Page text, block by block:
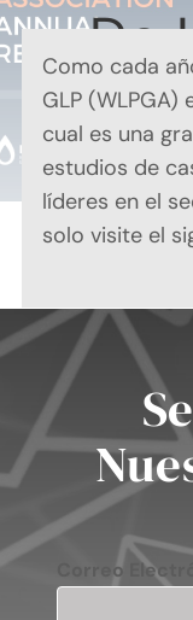
Suscripciones
Ediciones
Eventos
Media Kit
Diplomado en
Contacto
De
Como cada
GLP
cual es una
estudios de
líderes en el
solo visite el
Correo